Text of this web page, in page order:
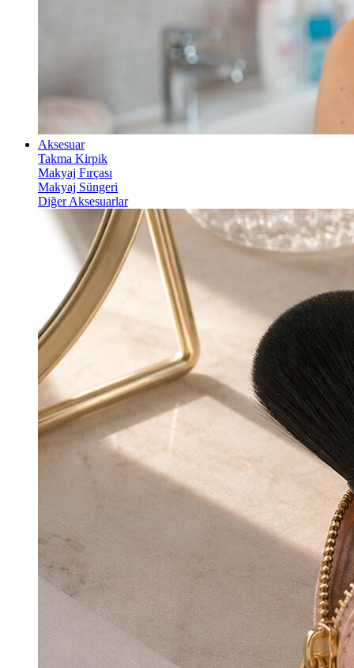
Aksesuar
Takma Kirpik
Makyaj Fırçası
Makyaj Süngeri
Diğer Aksesuarlar